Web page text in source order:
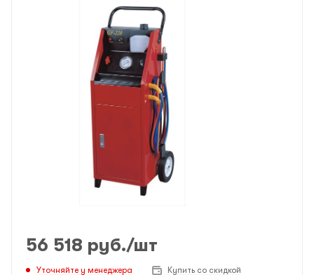
56 518 руб./шт
Уточняйте у менеджера Купить со скидкой